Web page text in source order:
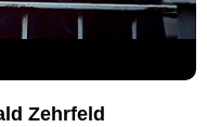
Zehrfeld